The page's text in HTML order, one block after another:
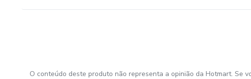
O conteúdo deste produto não representa a opinião da Hotmart. Se